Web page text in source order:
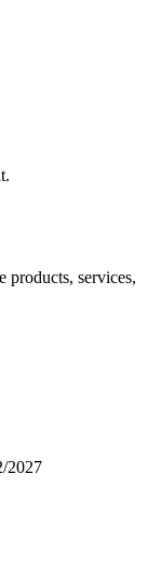
products, services,
2027